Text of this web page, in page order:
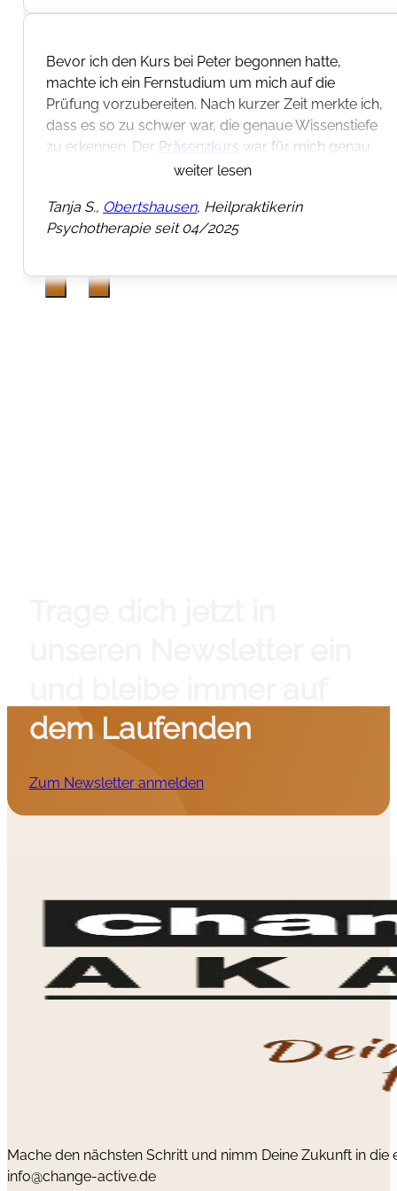
Traumatherapie auf Basis von NARM und SE. Wow
– wer hätte das gedacht? Ein Traum ist wahr
geworden!
Herzlichen Dank an Peter für deine motivierende
Bevor ich den Kurs bei Peter begonnen hatte,
machte ich ein Fernstudium um mich auf die
Prüfung vorzubereiten. Nach kurzer Zeit merkte ich,
dass es so zu schwer war, die genaue Wissenstiefe
zu erkennen. Der Präsenzkurs war für mich genau
das Richtige um mich optimal vorzubereiten. Die
Fragen: Vor allem die Vorbereitung für die
mündlichePrüfung hat mir sehr geholfen.
weiter lesen
Tanja S., Obertshausen, Heilpraktikerin
Psychotherapie seit 04/2025
dem Laufenden
Zum Newsletter anmelden
Mache den nächsten Schritt und nimm Deine Zukunft in die
info@change-active.de